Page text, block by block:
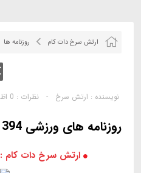
ارتش سرخ دات کام روزنامه ها
نویسنده : ارتش سرخ - نظرات : 0 اظهار نظر
روزنامه های ورزشی 22/05/1394
ارتش سرخ دات کام :